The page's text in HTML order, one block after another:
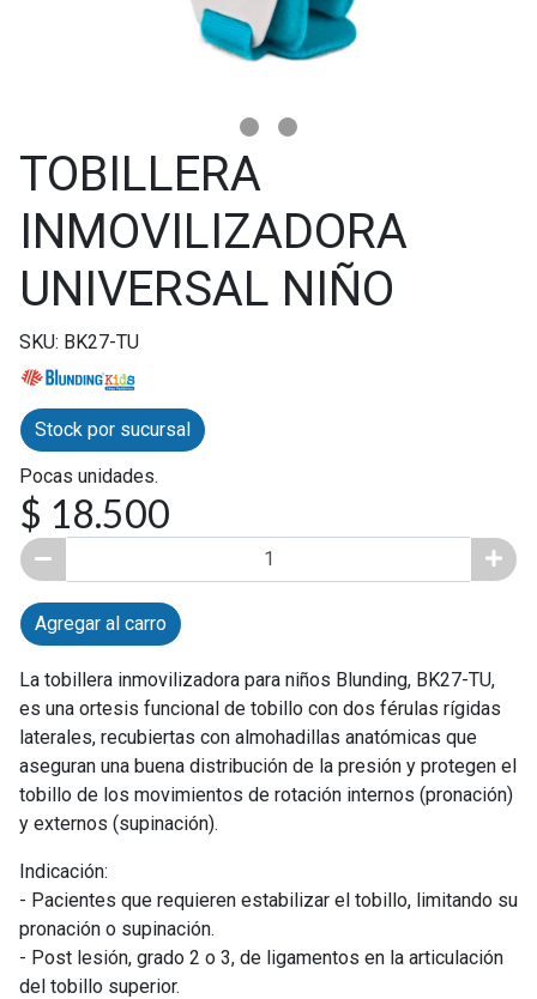
TOBILLERA
INMOVILIZADORA
UNIVERSAL NIÑO
SKU: BK27-TU
Stock por sucursal
Pocas unidades.
$ 18.500
Agregar al carro
La tobillera inmovilizadora para niños Blunding, BK27-TU,
es una ortesis funcional de tobillo con dos férulas rígidas
laterales, recubiertas con almohadillas anatómicas que
aseguran una buena distribución de la presión y protegen el
tobillo de los movimientos de rotación internos (pronación)
y externos (supinación).
Indicación:
- Pacientes que requieren estabilizar el tobillo, limitando su
pronación o supinación.
- Post lesión, grado 2 o 3, de ligamentos en la articulación
del tobillo superior.